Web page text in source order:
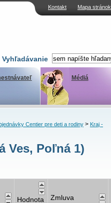
Kontakt Mapa stránok
Vyhľadávanie
Médiá
Centier pre deti a rodiny> Kraj -
Ves, Poľná 1)
Hodnota
Zmluva